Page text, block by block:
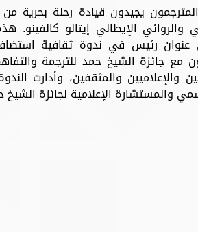
يجيدون قيادة رحلة بحرية
الإيطالي إيتالو كالفينو.
رئيس في ندوة ثقافية
مع جائزة الشيخ حمد للترجمة
والإعلاميين والمثقفين، وأدارت
والمستشارة الإعلامية لجائزة الشيخ